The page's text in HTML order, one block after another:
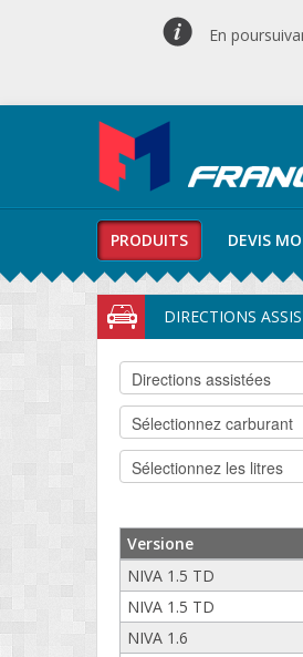
En
PRODUITS DEVIS
DIRECTIONS
Versione
NIVA 1.5 TD
NIVA 1.5 TD
NIVA 1.6